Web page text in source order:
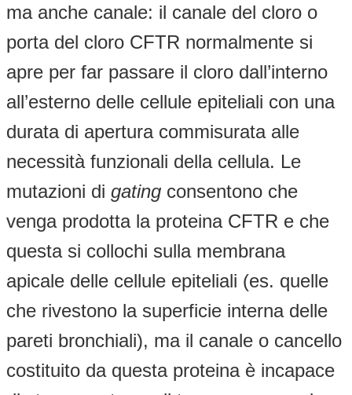
ma anche canale: il canale del cloro o
porta del cloro CFTR normalmente si
apre per far passare il cloro dall’interno
all’esterno delle cellule epiteliali con una
durata di apertura commisurata alle
necessità funzionali della cellula. Le
mutazioni di gating consentono che
venga prodotta la proteina CFTR e che
questa si collochi sulla membrana
apicale delle cellule epiteliali (es. quelle
che rivestono la superficie interna delle
pareti bronchiali), ma il canale o cancello
costituito da questa proteina è incapace